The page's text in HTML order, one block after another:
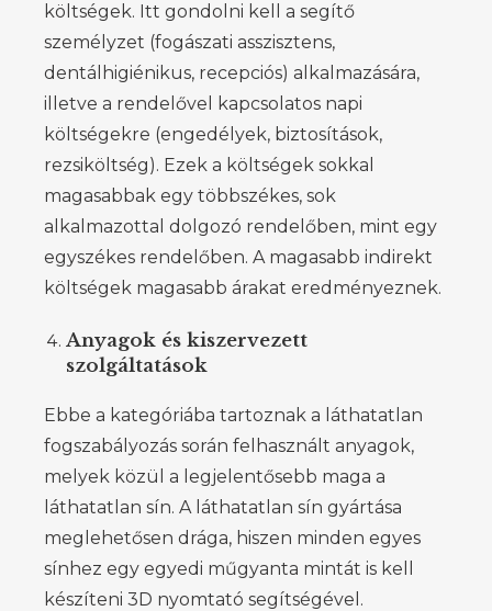
költségek. Itt gondolni kell a segítő
személyzet (fogászati asszisztens,
dentálhigiénikus, recepciós) alkalmazására,
illetve a rendelővel kapcsolatos napi
költségekre (engedélyek, biztosítások,
rezsiköltség). Ezek a költségek sokkal
magasabbak egy többszékes, sok
alkalmazottal dolgozó rendelőben, mint egy
egyszékes rendelőben. A magasabb indirekt
költségek magasabb árakat eredményeznek.
Anyagok és kiszervezett
szolgáltatások
Ebbe a kategóriába tartoznak a láthatatlan
fogszabályozás során felhasznált anyagok,
melyek közül a legjelentősebb maga a
láthatatlan sín. A láthatatlan sín gyártása
meglehetősen drága, hiszen minden egyes
sínhez egy egyedi műgyanta mintát is kell
készíteni 3D nyomtató segítségével.